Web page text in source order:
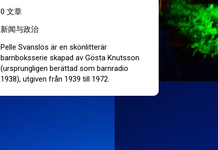
0 文章
新闻与政治
Pelle Svanslös är en skönlitterär
barnboksserie skapad av Gösta Knutsson
(ursprungligen berättad som barnradio
1938), utgiven från 1939 till 1972.